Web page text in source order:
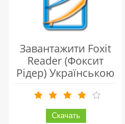
Завантажити Foxit
Reader (фоксит
Рідер) Українською